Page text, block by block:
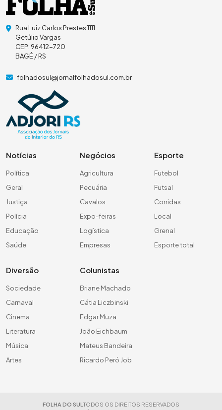
Rua Luiz Carlos Prestes 1111
Getúlio Vargas
CEP: 96412-720
BAGÉ / RS
folhadosul@jornalfolhadosul.com.br
Notícias
Política
Geral
Justiça
Polícia
Educação
Saúde
Negócios
Agricultura
Pecuária
Cavalos
Expo-feiras
Logística
Empresas
Esporte
Futebol
Futsal
Corridas
Local
Grenal
Esporte total
Diversão
Sociedade
Carnaval
Cinema
Literatura
Música
Artes
Colunistas
Briane Machado
Cátia Liczbinski
Edgar Muza
João Eichbaum
Mateus Bandeira
Ricardo Peró Job
FOLHA DO SUL TODOS OS DIREITOS RESERVADOS